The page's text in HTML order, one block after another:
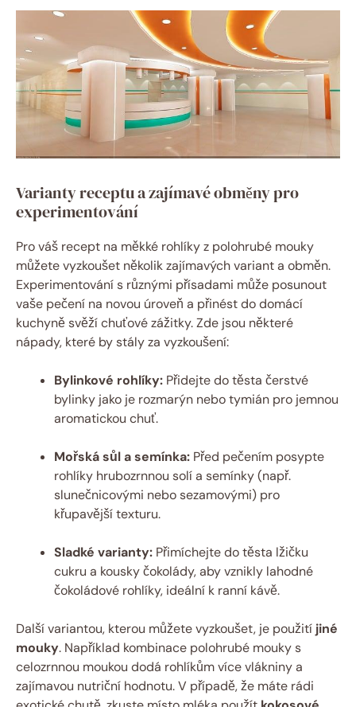
Varianty receptu a zajímavé obměny pro
experimentování
Pro váš recept na měkké rohlíky z polohrubé mouky
můžete vyzkoušet několik zajímavých variant a obměn.
Experimentování s různými přísadami může posunout
vaše pečení na novou úroveň a přinést do domácí
kuchyně svěží chuťové zážitky. Zde jsou některé
nápady, které by stály za vyzkoušení:
Bylinkové rohlíky: Přidejte do těsta čerstvé
bylinky jako je rozmarýn nebo tymián pro jemnou
aromatickou chuť.
Mořská sůl a semínka: Před pečením posypte
rohlíky hrubozrnnou solí a semínky (např.
slunečnicovými nebo sezamovými) pro
křupavější texturu.
Sladké varianty: Přimíchejte do těsta lžičku
cukru a kousky čokolády, aby vznikly lahodné
čokoládové rohlíky, ideální k ranní kávě.
Další variantou, kterou můžete vyzkoušet, je použití jiné
mouky. Například kombinace polohrubé mouky s
celozrnnou moukou dodá rohlíkům více vlákniny a
zajímavou nutriční hodnotu. V případě, že máte rádi